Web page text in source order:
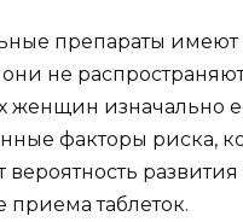
препараты имеют
не
женщин изначально
факторы риска,
приема таблеток.